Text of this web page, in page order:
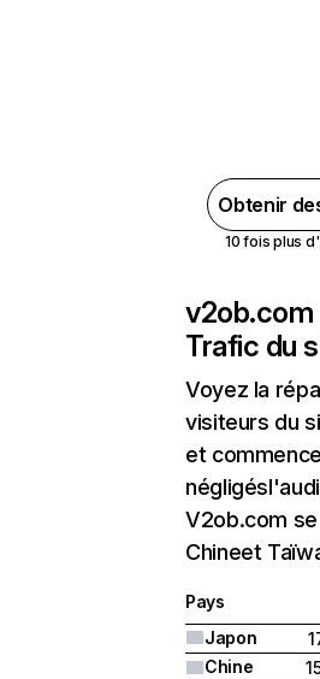
Obtenir
10 fois plus
v2ob.com
Trafic du
Voyez la
visiteurs du
et
V2ob.com
Chineet
Pays
Japon
Chine